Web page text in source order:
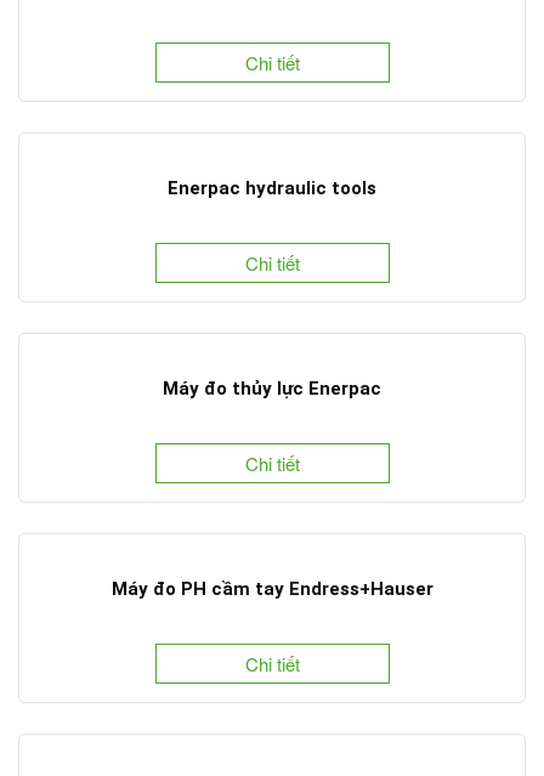
Chi tiết
Enerpac hydraulic tools
Chi tiết
Máy đo thủy lực Enerpac
Chi tiết
Máy đo PH cầm tay Endress+Hauser
Chi tiết